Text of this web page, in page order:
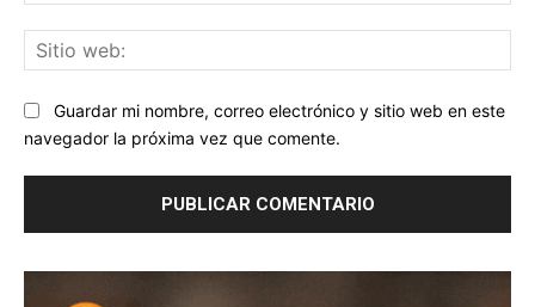
Guardar mi nombre, correo electrónico y sitio web en este
navegador la próxima vez que comente.